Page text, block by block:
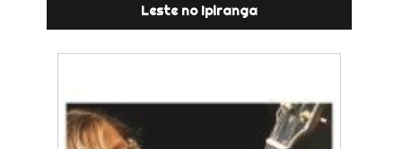
Leste no Ipiranga